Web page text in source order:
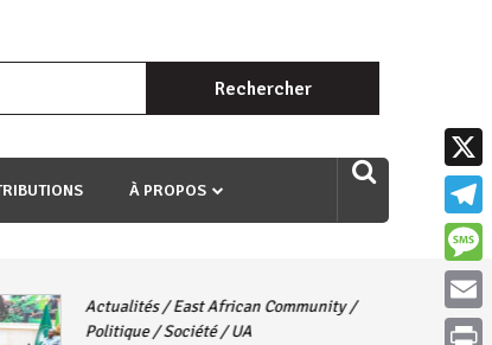
ndagusigiye iki kibazo : Uriko ukora iki kugira ngo
Rechercher :
À PROPOS
Actualités/East African Community/
Politique/Société/UA
X
Email